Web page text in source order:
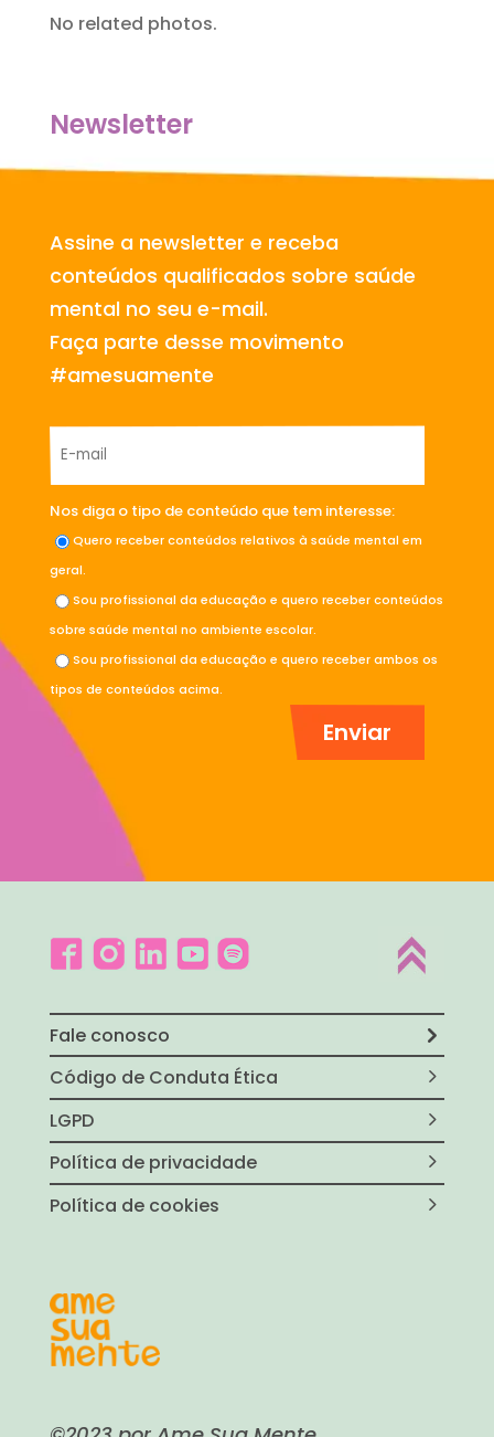
No related photos.
Newsletter
Assine a newsletter e receba
conteúdos qualificados sobre saúde
mental no seu e-mail.
Faça parte desse movimento
#amesuamente
Nos diga o tipo de conteúdo que tem interesse:
Quero receber conteúdos relativos à saúde mental em
geral.
Sou profissional da educação e quero receber conteúdos
sobre saúde mental no ambiente escolar.
Sou profissional da educação e quero receber ambos os
tipos de conteúdos acima.
Fale conosco
Código de Conduta Ética
LGPD
Política de privacidade
Política de cookies